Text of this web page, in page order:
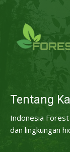
Tentang
Indonesia
dan lingkungan